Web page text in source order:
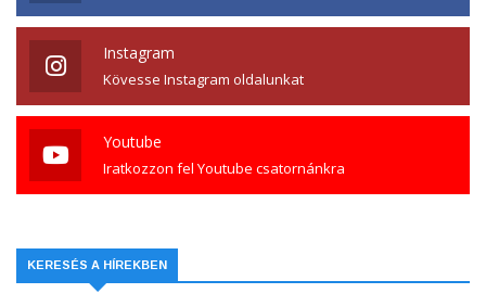
Instagram
Kövesse Instagram oldalunkat
Youtube
Iratkozzon fel Youtube csatornánkra
KERESÉS A HÍREKBEN